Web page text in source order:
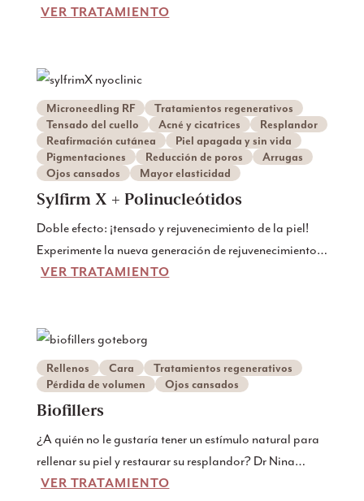
VER TRATAMIENTO
Microneedling RF
Tratamientos regenerativos
Tensado del cuello
Acné y cicatrices
Resplandor
Reafirmación cutánea
Piel apagada y sin vida
Pigmentaciones
Reducción de poros
Arrugas
Ojos cansados
Mayor elasticidad
Sylfirm X + Polinucleótidos
Doble efecto: ¡tensado y rejuvenecimiento de la piel!
Experimente la nueva generación de rejuvenecimiento
de la piel con nuestro tratamiento combinado: Sylfirm
quieren una piel visiblemente más firme, fuerte y vital -
pero quieren evitar los rellenos o la cirugía.
VER TRATAMIENTO
Rellenos Cara
Tratamientos regenerativos
Pérdida de volumen
Ojos cansados
Biofillers
¿A quién no le gustaría tener un estímulo natural para
rellenar su piel y restaurar su resplandor? Dr Nina
ofrece el futuro del rejuvenecimiento de la piel -
VER TRATAMIENTO